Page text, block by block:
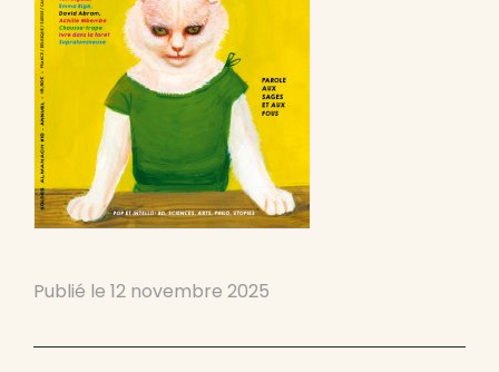
Publié le 12 novembre 2025